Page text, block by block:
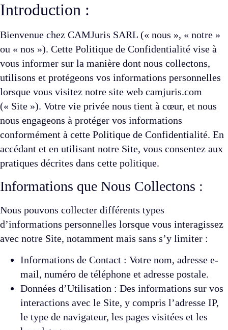
Introduction :
Bienvenue chez CAMJuris SARL (« nous », « notre »
ou « nos »). Cette Politique de Confidentialité vise à
vous informer sur la manière dont nous collectons,
utilisons et protégeons vos informations personnelles
lorsque vous visitez notre site web camjuris.com
(« Site »). Votre vie privée nous tient à cœur, et nous
nous engageons à protéger vos informations
conformément à cette Politique de Confidentialité. En
accédant et en utilisant notre Site, vous consentez aux
pratiques décrites dans cette politique.
Informations que Nous Collectons :
Nous pouvons collecter différents types
d’informations personnelles lorsque vous interagissez
avec notre Site, notamment mais sans s’y limiter :
Informations de Contact : Votre nom, adresse e-
mail, numéro de téléphone et adresse postale.
Données d’Utilisation : Des informations sur vos
interactions avec le Site, y compris l’adresse IP,
le type de navigateur, les pages visitées et les